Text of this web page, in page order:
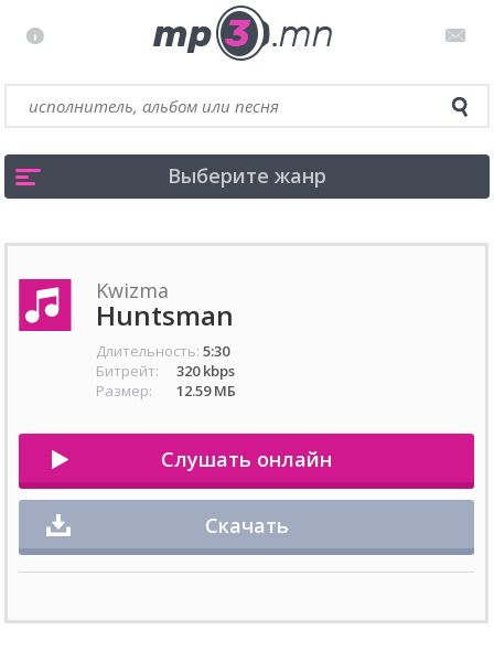
Выберите жанр
Kwizma
Huntsman
Длительность: 5:30
Битрейт:
320 kbps
Размер:
12.59 МБ
Слушать онлайн
Скачать